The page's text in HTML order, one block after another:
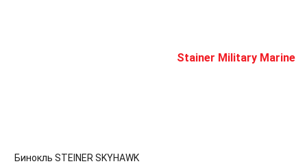
Бинокль STEINER SKYHAWK